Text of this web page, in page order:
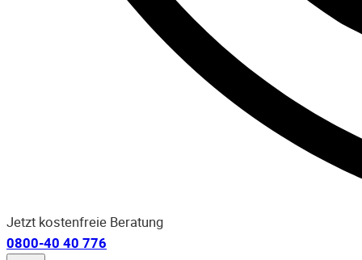
Jetzt kostenfreie Beratung
0800-40 40 776